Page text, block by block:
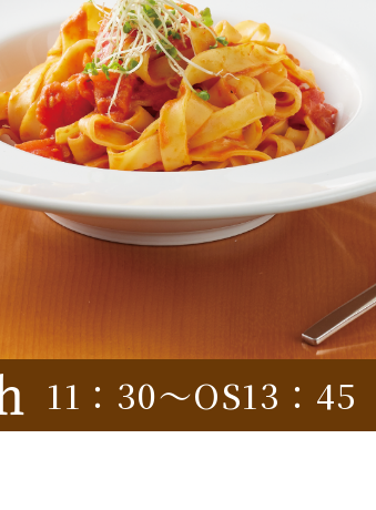
11：30～OS13：45